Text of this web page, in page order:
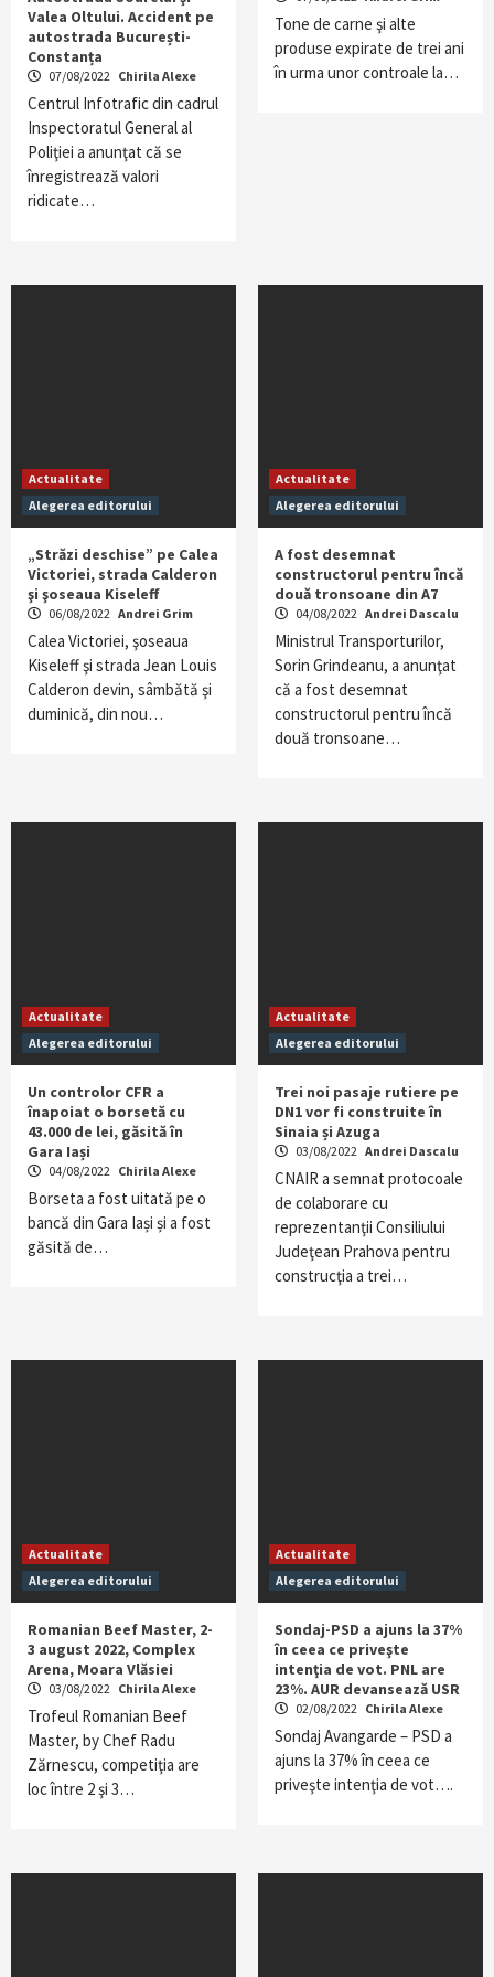
Valea Oltului. Accident pe
autostrada București-
Constanța
07/08/2022 Chirila Alexe
Centrul Infotrafic din cadrul
Inspectoratul General al
Poliţiei a anunţat că se
înregistrează valori
ridicate…
Tone de carne şi alte
produse expirate de trei ani
în urma unor controale la…
Actualitate
Alegerea editorului
„Străzi deschise” pe Calea
Victoriei, strada Calderon
şi şoseaua Kiseleff
06/08/2022 Andrei Grim
Calea Victoriei, şoseaua
Kiseleff şi strada Jean Louis
Calderon devin, sâmbătă şi
duminică, din nou…
Actualitate
Alegerea editorului
A fost desemnat
constructorul pentru încă
două tronsoane din A7
04/08/2022 Andrei Dascalu
Ministrul Transporturilor,
Sorin Grindeanu, a anunţat
că a fost desemnat
constructorul pentru încă
două tronsoane…
Actualitate
Alegerea editorului
Un controlor CFR a
înapoiat o borsetă cu
43.000 de lei, găsită în
Gara Iași
04/08/2022 Chirila Alexe
Borseta a fost uitată pe o
bancă din Gara Iași și a fost
găsită de…
Actualitate
Alegerea editorului
Trei noi pasaje rutiere pe
DN1 vor fi construite în
Sinaia și Azuga
03/08/2022 Andrei Dascalu
CNAIR a semnat protocoale
de colaborare cu
reprezentanţii Consiliului
Judeţean Prahova pentru
construcţia a trei…
Actualitate
Alegerea editorului
Romanian Beef Master, 2-
3 august 2022, Complex
Arena, Moara Vlăsiei
03/08/2022 Chirila Alexe
Trofeul Romanian Beef
Master, by Chef Radu
Zărnescu, competiţia are
loc între 2 şi 3…
Actualitate
Alegerea editorului
Sondaj-PSD a ajuns la 37%
în ceea ce priveşte
intenţia de vot. PNL are
23%. AUR devansează USR
02/08/2022 Chirila Alexe
Sondaj Avangarde – PSD a
ajuns la 37% în ceea ce
priveşte intenţia de vot….